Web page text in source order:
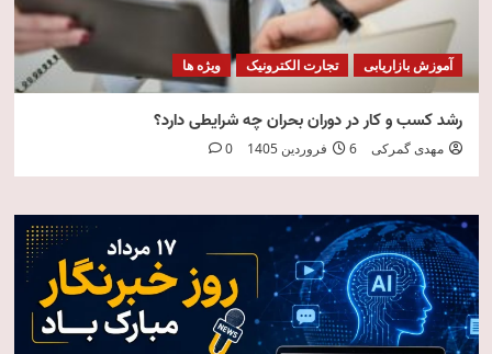
آموزش بازاریابی تجارت الکترونیک ویژه ها
رشد کسب و کار در دوران بحران چه شرایطی دارد؟
مهدی گمرکی 6 فروردین 1405 0